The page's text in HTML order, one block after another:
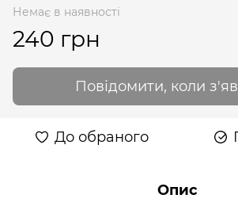
Немає в наявності
240 грн
Повідомити, коли
До обраного
Опис